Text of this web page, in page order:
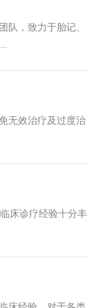
队，致力于胎记、
无效治疗及过度治
床诊疗经验十分丰